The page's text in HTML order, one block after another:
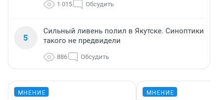
1 015 Обсудить
5
Сильный ливень полил в Якутске. Синоптики
такого не предвидели
886 Обсудить
МНЕНИЕ МНЕНИЕ